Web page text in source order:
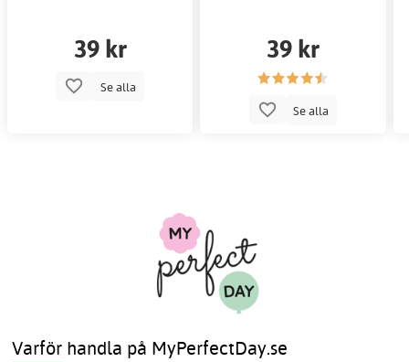
39 kr
Se alla
39 kr
Se alla
Varför handla på MyPerfectDay.se